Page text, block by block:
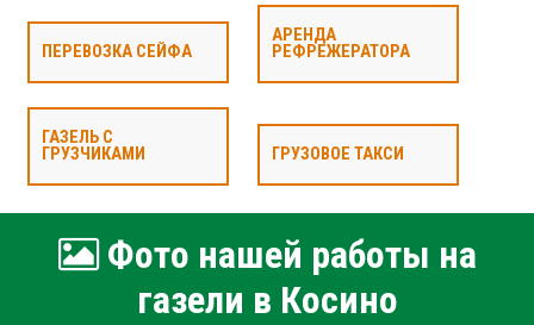
ПЕРЕВОЗКА СЕЙФА
АРЕНДА
РЕФРЕЖЕРАТОРА
ГАЗЕЛЬ С
ГРУЗЧИКАМИ
ГРУЗОВОЕ ТАКСИ
Фото нашей работы на
газели в Косино